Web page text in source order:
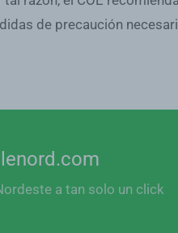
de precaución
a tan solo un click